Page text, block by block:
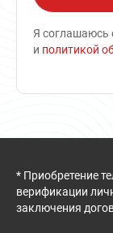
Я соглашаюсь
и политикой
* Приобретение
верификации
заключения